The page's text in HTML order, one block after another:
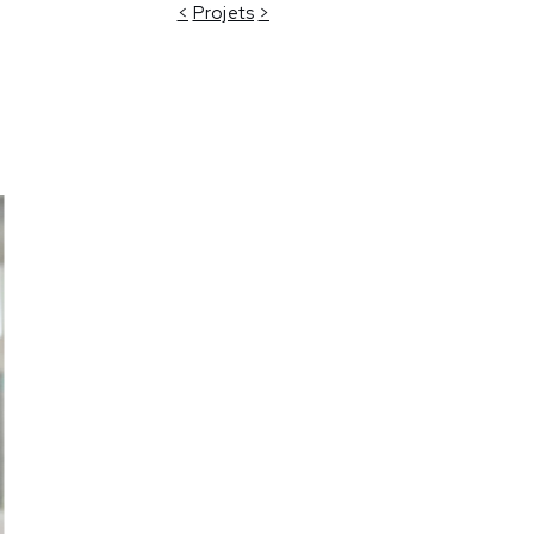
< Projets >